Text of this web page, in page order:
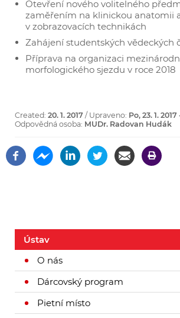
Ústav
O nás
Dárcovský program
Pietní místo
Otevření nového volitelného
zaměřením na klinickou anatomii
v zobrazovacích technikách
Zahájení studentských vědeckých
Příprava na organizaci
morfologického sjezdu v roce 2018
Created: 20. 1. 2017 / Upraveno: Po, 23. 1. 2017
Odpovědná osoba: MUDr. Radovan Hudák